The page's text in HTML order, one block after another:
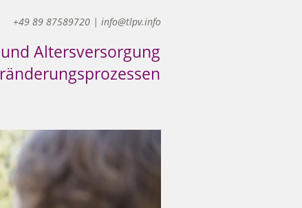
+49 89 87589720 | info@tlpv.info
Altersversorgung